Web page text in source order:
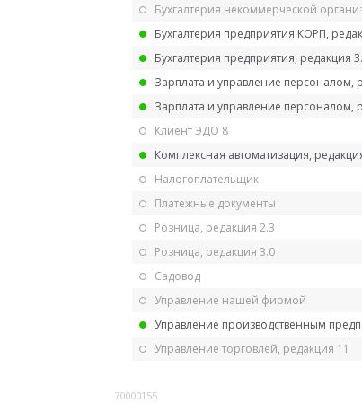
Бухгалтерия некоммерческой
Бухгалтерия предприятия КОРП,
Бухгалтерия предприятия, редакция
Зарплата и управление персоналом,
Зарплата и управление персоналом,
Клиент ЭДО 8
Комплексная автоматизация,
Налогоплательщик
Платежные документы
Розница, редакция 2.3
Розница, редакция 3.0
Садовод
Управление нашей фирмой
Управление производственным
Управление торговлей, редакция 11
70000155